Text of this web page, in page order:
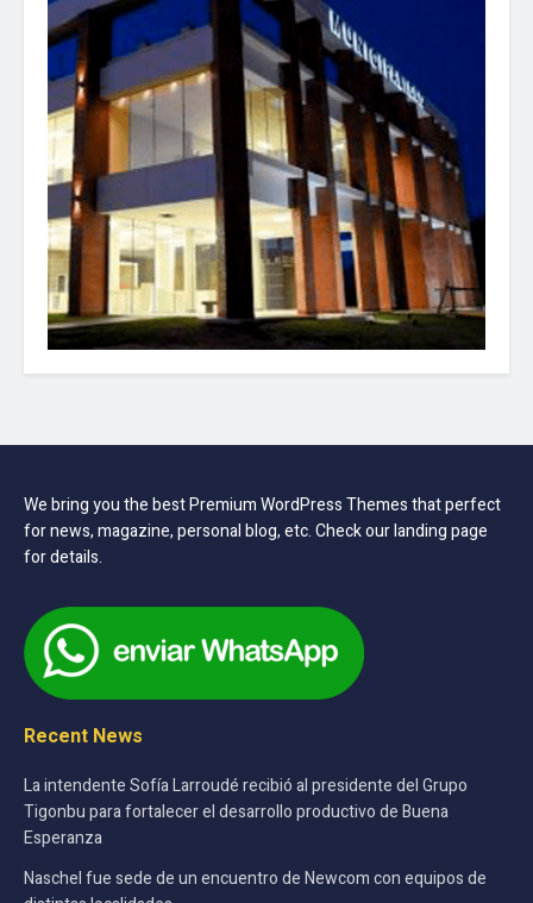
We bring you the best Premium WordPress Themes that perfect
for news, magazine, personal blog, etc. Check our landing page
for details.
Recent News
La intendente Sofía Larroudé recibió al presidente del Grupo
Tigonbu para fortalecer el desarrollo productivo de Buena
Esperanza
Naschel fue sede de un encuentro de Newcom con equipos de